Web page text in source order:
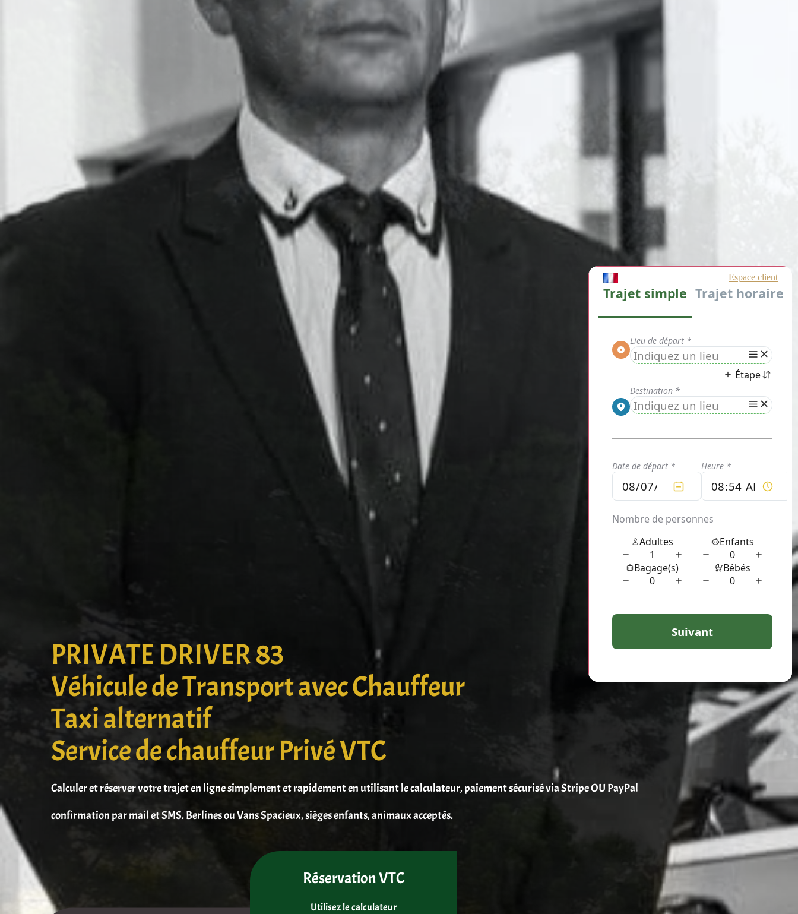
PRIVATE DRIVER 83
Véhicule de Transport avec Chauffeur
Taxi alternatif
Service de chauffeur Privé VTC
Calculer et réserver votre trajet en ligne simplement et rapidement en utilisant le calculateur, paiement sécurisé via Stripe OU PayPal
confirmation par mail et SMS. Berlines ou Vans Spacieux, sièges enfants, animaux acceptés.
Réservation VTC
Utilisez le calculateur